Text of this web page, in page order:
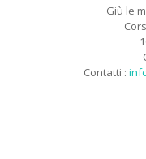
Giù le
Contatti :